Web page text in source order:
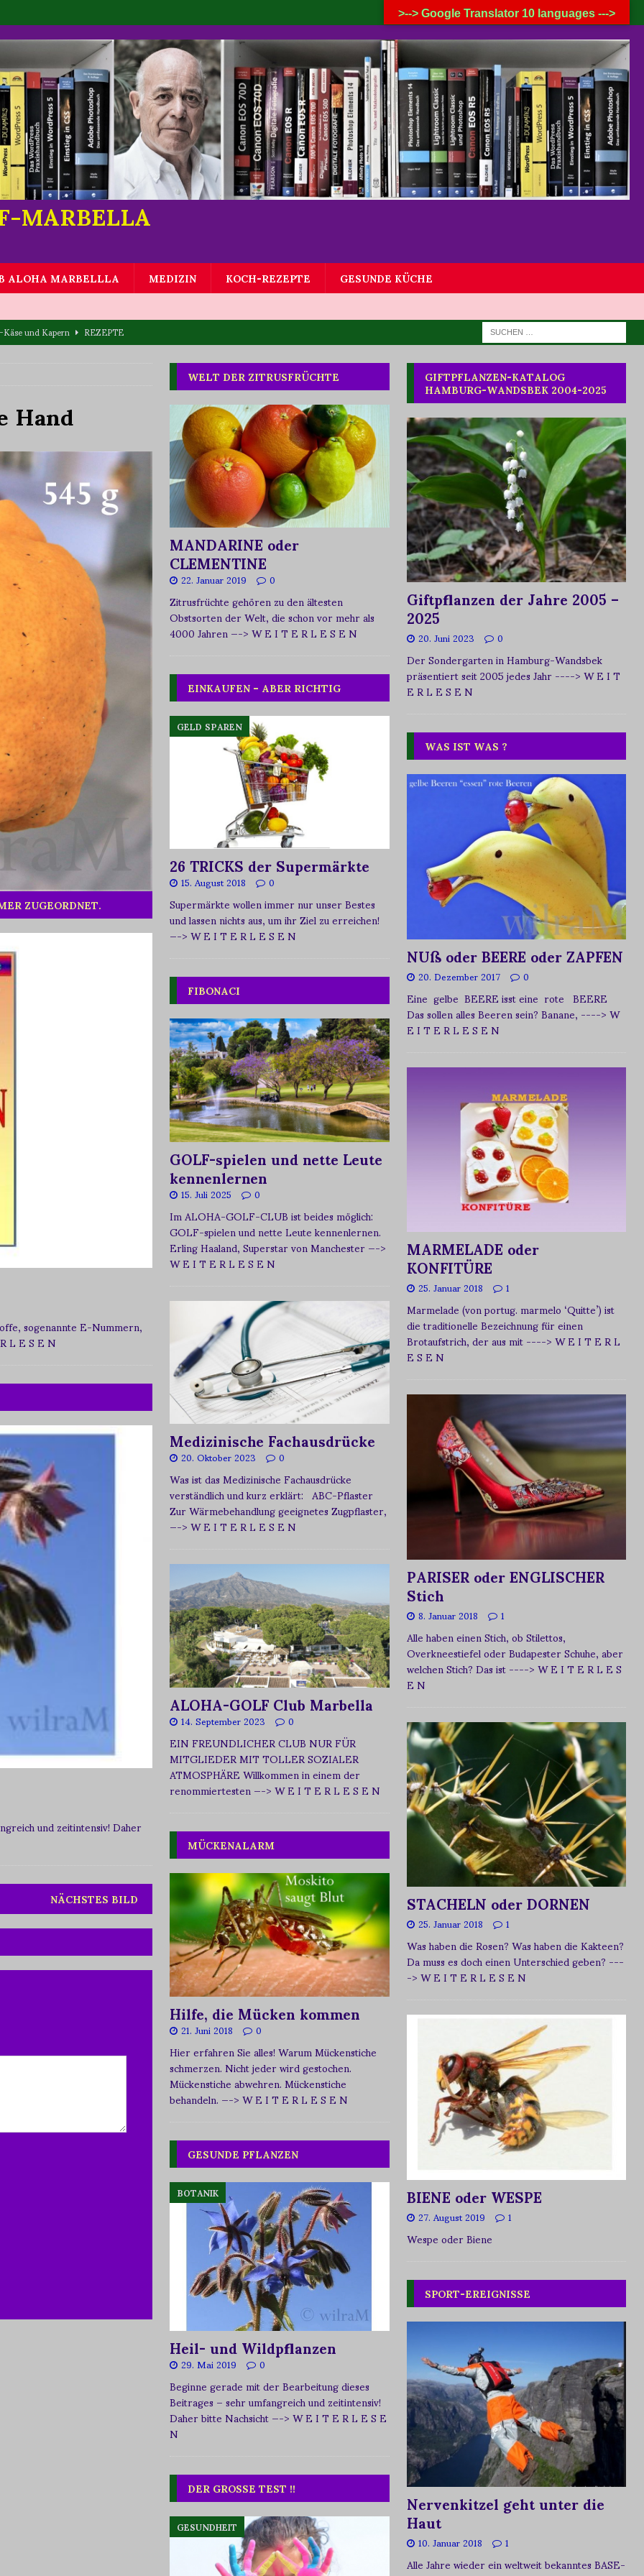
7. AUGUST 2026
MARBELLA
ALOHA MARBELLLA MEDIZIN KOCH-REZEPTE GESUNDE KÜCHE
und Kapern REZEPTE
Buschpflaume?
Hand
ZUGEORDNET.
sogenannte E-Nummern,
L E S E N
und zeitintensiv! Daher
NÄCHSTES BILD
WELT DER ZITRUSFRÜCHTE
MANDARINE oder
CLEMENTINE
22. Januar 2019 0
Zitrusfrüchte gehören zu den ältesten
Obstsorten der Welt, die schon vor mehr als
4000 Jahren—-> W E I T E R L E S E N
EINKAUFEN – ABER RICHTIG
GELD SPAREN
26 TRICKS der Supermärkte
15. August 2018 0
Supermärkte wollen immer nur unser Bestes
und lassen nichts aus, um ihr Ziel zu erreichen!
—-> W E I T E R L E S E N
FIBONACI
GOLF-spielen und nette Leute
kennenlernen
15. Juli 2025 0
Im ALOHA-GOLF-CLUB ist beides möglich:
GOLF-spielen und nette Leute kennenlernen.
Erling Haaland, Superstar von Manchester—->
W E I T E R L E S E N
Medizinische Fachausdrücke
20. Oktober 2023 0
Was ist das Medizinische Fachausdrücke
verständlich und kurz erklärt: ABC-Pflaster
Zur Wärmebehandlung geeignetes Zugpflaster,
—-> W E I T E R L E S E N
ALOHA-GOLF Club Marbella
14. September 2023 0
EIN FREUNDLICHER CLUB NUR FÜR
MITGLIEDER MIT TOLLER SOZIALER
ATMOSPHÄRE Willkommen in einem der
renommiertesten—-> W E I T E R L E S E N
MÜCKENALARM
Hilfe, die Mücken kommen
21. Juni 2018 0
Hier erfahren Sie alles! Warum Mückenstiche
schmerzen. Nicht jeder wird gestochen.
Mückenstiche abwehren. Mückenstiche
behandeln.—-> W E I T E R L E S E N
GESUNDE PFLANZEN
BOTANIK
Heil- und Wildpflanzen
29. Mai 2019 0
Beginne gerade mit der Bearbeitung dieses
Beitrages – sehr umfangreich und zeitintensiv!
Daher bitte Nachsicht—-> W E I T E R L E S E
N
DER GROSSE TEST !!
GESUNDHEIT
GIFTPFLANZEN-KATALOG
HAMBURG-WANDSBEK 2004-2025
Giftpflanzen der Jahre 2005 –
2025
20. Juni 2023 0
Der Sondergarten in Hamburg-Wandsbek
präsentiert seit 2005 jedes Jahr----> W E I T
E R L E S E N
WAS IST WAS ?
NUß oder BEERE oder ZAPFEN
20. Dezember 2017 0
Eine gelbe BEERE isst eine rote BEERE
Das sollen alles Beeren sein? Banane,----> W
E I T E R L E S E N
MARMELADE oder
KONFITÜRE
25. Januar 2018 1
Marmelade (von portug. marmelo ‘Quitte’) ist
die traditionelle Bezeichnung für einen
Brotaufstrich, der aus mit----> W E I T E R L
E S E N
PARISER oder ENGLISCHER
Stich
8. Januar 2018 1
Alle haben einen Stich, ob Stilettos,
Overkneestiefel oder Budapester Schuhe, aber
welchen Stich? Das ist----> W E I T E R L E S
E N
STACHELN oder DORNEN
25. Januar 2018 1
Was haben die Rosen? Was haben die Kakteen?
Da muss es doch einen Unterschied geben?---
-> W E I T E R L E S E N
BIENE oder WESPE
27. August 2019 1
Wespe oder Biene
SPORT-EREIGNISSE
Nervenkitzel geht unter die
Haut
10. Januar 2018 1
Alle Jahre wieder ein weltweit bekanntes BASE-
>--> Google Translator 10 languages --->